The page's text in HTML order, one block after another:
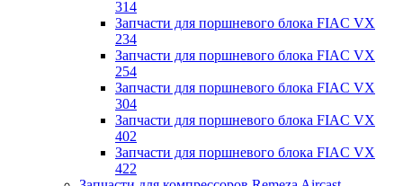
314
Запчасти для поршневого блока FIAC VX
234
Запчасти для поршневого блока FIAC VX
254
Запчасти для поршневого блока FIAC VX
304
Запчасти для поршневого блока FIAC VX
402
Запчасти для поршневого блока FIAC VX
422